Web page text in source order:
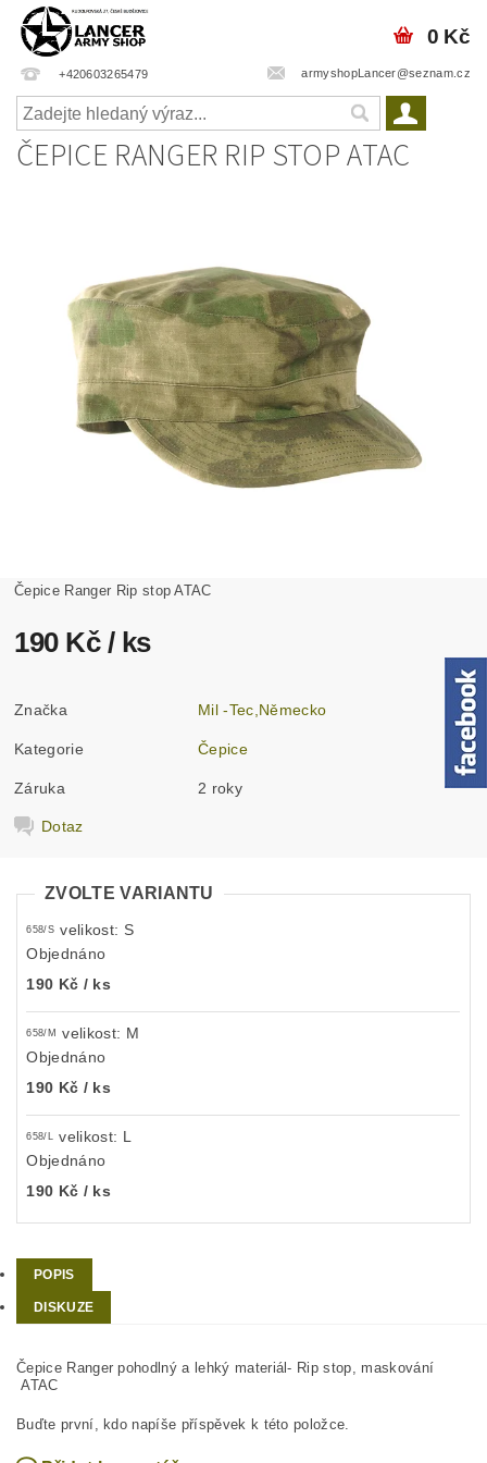
+420603265479 armyshopLancer@seznam.cz
0 Kč
ČEPICE RANGER RIP STOP ATAC
Čepice Ranger Rip stop ATAC
190 Kč / ks
Značka Mil -Tec,Německo
Kategorie Čepice
Záruka 2 roky
Dotaz
ZVOLTE VARIANTU
658/S velikost: S
Objednáno
190 Kč / ks
658/M
velikost: M
Objednáno
190 Kč / ks
658/L velikost: L
Objednáno
190 Kč / ks
POPIS
DISKUZE
Čepice Ranger pohodlný a lehký materiál- Rip stop, maskování
ATAC
Buďte první, kdo napíše příspěvek k této položce.